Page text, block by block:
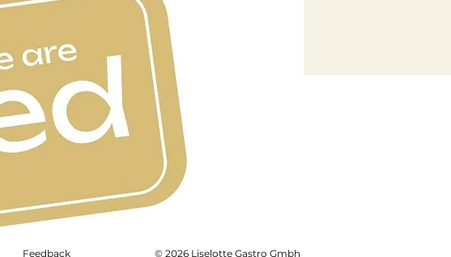
Feedback © 2026 Liselotte Gastro Gmbh